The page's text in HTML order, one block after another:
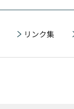
リンク集